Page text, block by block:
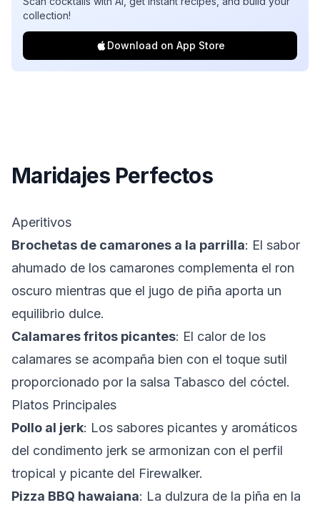
collection!
Download on App Store
Maridajes Perfectos
Aperitivos
Brochetas de camarones a la parrilla: El sabor
ahumado de los camarones complementa el ron
oscuro mientras que el jugo de piña aporta un
equilibrio dulce.
Calamares fritos picantes: El calor de los
calamares se acompaña bien con el toque sutil
proporcionado por la salsa Tabasco del cóctel.
Platos Principales
Pollo al jerk: Los sabores picantes y aromáticos
del condimento jerk se armonizan con el perfil
tropical y picante del Firewalker.
Pizza BBQ hawaiana: La dulzura de la piña en la